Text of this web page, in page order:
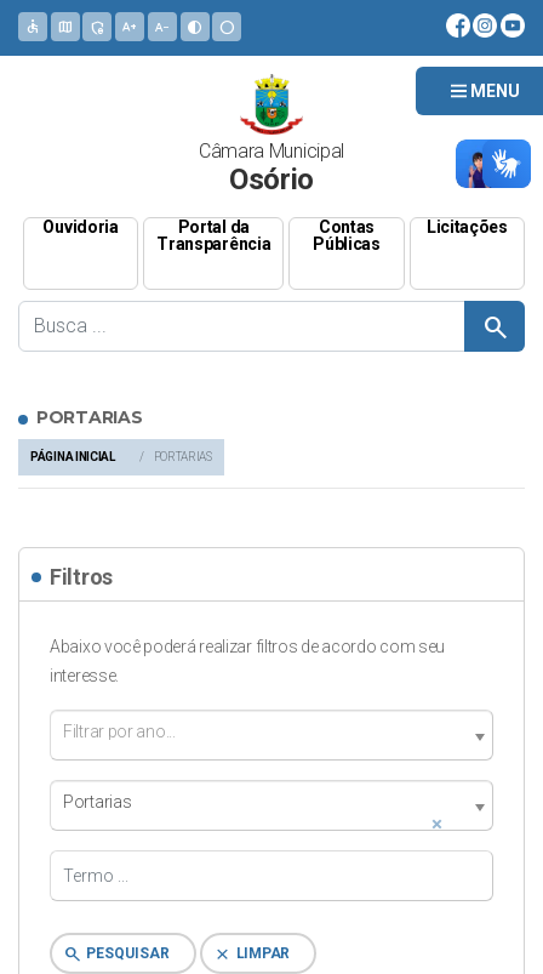
MENU
accessible map admin_panel_settings text_increase text_decrease contrast circle
Câmara Municipal
Osório
Ouvidoria
Portal da
Transparência
Contas
Públicas
Licitações
search
PORTARIAS
PÁGINA INICIAL PORTARIAS
Filtros
Abaixo você poderá realizar filtros de acordo com seu
interesse.
Filtrar por ano...
×
Portarias
search PESQUISAR clear LIMPAR